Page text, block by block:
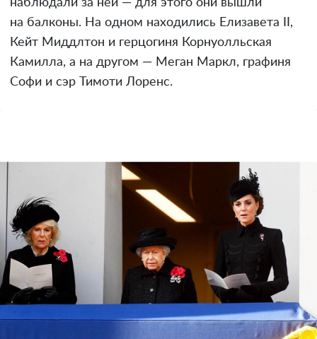
наблюдали за ней — для этого они вышли
на балконы. На одном находились Елизавета II,
Кейт Миддлтон и герцогиня Корнуолльская
Камилла, а на другом — Меган Маркл, графиня
Софи и сэр Тимоти Лоренс.